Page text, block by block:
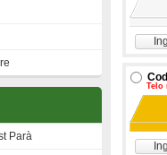
Parà
Telo